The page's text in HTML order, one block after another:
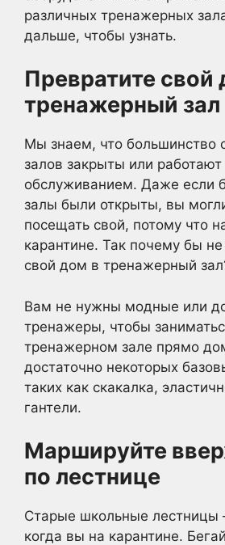
различных тренажерных
дальше, чтобы узнать.
Превратите свой
тренажерный зал
Мы знаем, что большинство
залов закрыты или
обслуживанием. Даже если
залы были открыты, вы
посещать свой, потому что
карантине. Так почему бы не
свой дом в тренажерный
Вам не нужны модные или
тренажеры, чтобы
тренажерном зале прямо
достаточно некоторых
таких как скакалка,
гантели.
Маршируйте
по лестнице
Старые школьные лестницы
когда вы на карантине.